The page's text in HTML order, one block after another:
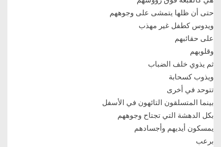
حتى أن ظلها يتمشى على وجوههم
ويدوس كطفل غير مهذب
على حقائبهم
وقلوبهم
ثم يذوي خلف الضباب
ويذوب كسحابة
تتوحد في أخرى
بينما المتسلقون التائهون في الأسفل
بكل الدهشة التي تجتاح وجوههم
يمسكون أيديهم وأجسادهم
برعب